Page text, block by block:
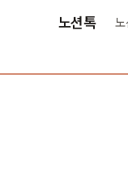
노션톡 노